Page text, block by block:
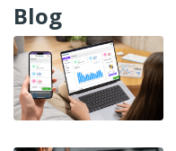
Blog